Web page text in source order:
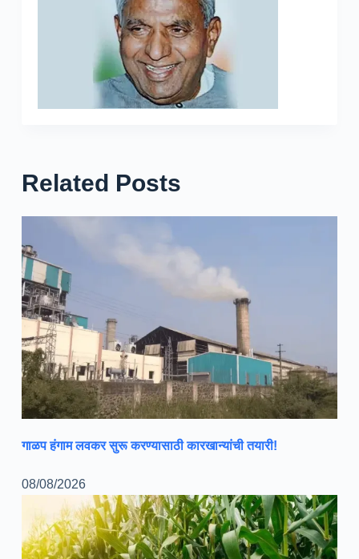
Related Posts
गाळप हंगाम लवकर सुरू करण्यासाठी कारखान्यांची तयारी!
08/08/2026